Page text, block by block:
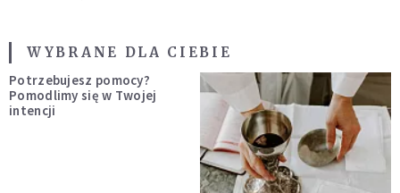
WYBRANE DLA CIEBIE
Potrzebujesz pomocy?
Pomodlimy się w Twojej
intencji